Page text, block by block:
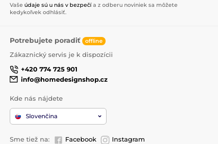
Vaše údaje sú u nás v bezpečí a z odberu noviniek sa môžete
kedykoľvek odhlásiť.
Potrebujete poradiť offline
Zákaznický servis je k dispozícii
+420 774 725 901
info@homedesignshop.cz
Kde nás nájdete
Slovenčina
Sme tiež na: Facebook Instagram